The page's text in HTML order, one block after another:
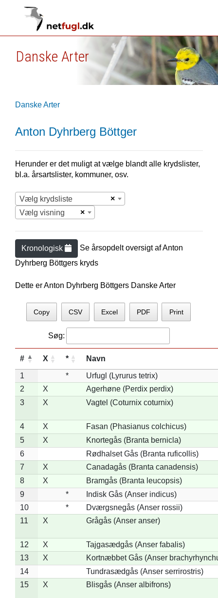
Danske Arter
Danske Arter
Anton Dyhrberg Böttger
Herunder er det muligt at vælge blandt alle krydslister,
bl.a. årsartslister, kommuner, osv.
×
Vælg krydsliste
×
Vælg visning
Kronologisk Se årsopdelt oversigt afAnton
Dyhrberg Böttgers kryds
Dette er Anton Dyhrberg Böttgers Danske Arter
Copy CSV Excel PDF Print
Søg:
# X * Navn
1 *
Urfugl (Lyrurus tetrix)
2
X
Agerhøne (Perdix perdix)
3
X Vagtel (Coturnix coturnix)
4 X
Fasan (Phasianus colchicus)
5
X
Knortegås (Branta bernicla)
6
Rødhalset Gås (Branta ruficollis)
7
X
Canadagås (Branta canadensis)
8
X
Bramgås (Branta leucopsis)
9
*
Indisk Gås (Anser indicus)
10
*
Dværgsnegås (Anser rossii)
11
X Grågås (Anser anser)
12 X
Tajgasædgås (Anser fabalis)
13
X
Kortnæbbet Gås (Anser
14
Tundrasædgås (Anser serrirostris)
15
X Blisgås (Anser albifrons)